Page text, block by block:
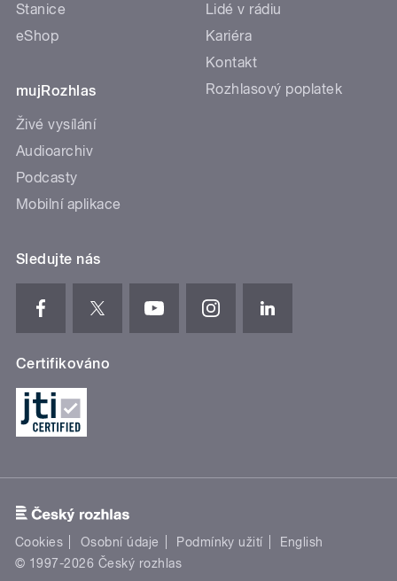
Stanice
eShop
mujRozhlas
Živé vysílání
Audioarchiv
Podcasty
Mobilní aplikace
Lidé v rádiu
Kariéra
Kontakt
Rozhlasový poplatek
Sledujte nás
Certifikováno
Cookies Osobní údaje Podmínky užití
English
© 1997-2026 Český rozhlas